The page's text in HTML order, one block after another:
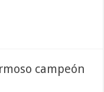
campeón